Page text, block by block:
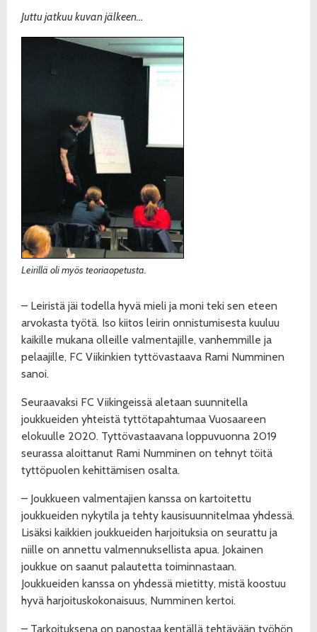
Juttu jatkuu kuvan jälkeen…
Leirillä oli myös teoriaopetusta.
– Leiristä jäi todella hyvä mieli ja moni teki sen eteen
arvokasta työtä. Iso kiitos leirin onnistumisesta kuuluu
kaikille mukana olleille valmentajille, vanhemmille ja
pelaajille, FC Viikinkien tyttövastaava Rami Numminen
sanoi.
Seuraavaksi FC Viikingeissä aletaan suunnitella
joukkueiden yhteistä tyttötapahtumaa Vuosaareen
elokuulle 2020. Tyttövastaavana loppuvuonna 2019
seurassa aloittanut Rami Numminen on tehnyt töitä
tyttöpuolen kehittämisen osalta.
– Joukkueen valmentajien kanssa on kartoitettu
joukkueiden nykytila ja tehty kausisuunnitelmaa yhdessä.
Lisäksi kaikkien joukkueiden harjoituksia on seurattu ja
niille on annettu valmennuksellista apua. Jokainen
joukkue on saanut palautetta toiminnastaan.
Joukkueiden kanssa on yhdessä mietitty, mistä koostuu
hyvä harjoituskokonaisuus, Numminen kertoi.
– Tarkoituksena on panostaa kentällä tehtävään työhön